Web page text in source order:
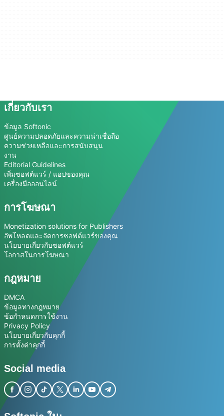
เกี่ยวกับเรา
ข้อมูล Softonic
ศูนย์ความปลอดภัยและความน่าเชื่อถือ
ความช่วยเหลือและการสนับสนุน
งาน
Editorial Guidelines
เพิ่มซอฟต์แวร์ / แอปของคุณ
เครื่องมือออนไลน์
การโฆษณา
Monetization solutions for Publishers
อัพโหลดและจัดการซอฟต์แวร์ของคุณ
นโยบายเกี่ยวกับซอฟต์แวร์
โอกาสในการโฆษณา
กฎหมาย
DMCA
ข้อมูลทางกฎหมาย
ข้อกำหนดการใช้งาน
Privacy Policy
นโยบายเกี่ยวกับคุกกี้
การตั้งค่าคุกกี้
Social media